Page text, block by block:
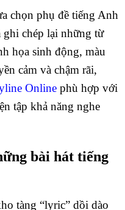
chọn phụ đề tiếng Anh
ghi chép lại những từ
họa sinh động, màu
cảm và chậm rãi,
Online phù hợp với
tập khả năng nghe
bài hát tiếng
tàng “lyric” dồi dào